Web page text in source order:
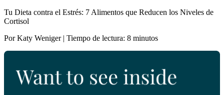
Tu Dieta contra el Estrés: 7 Alimentos que Reducen los Niveles de
Cortisol
Por Katy Weniger | Tiempo de lectura: 8 minutos